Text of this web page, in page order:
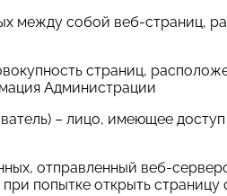
между собой веб-страниц,
страниц,
Администрации
– лицо, имеющее
отправленный веб-
попытке открыть страницу